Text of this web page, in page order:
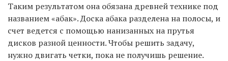
Таким результатом она обязана древней технике под
названием «абак». Доска абака разделена на полосы, и
счет ведется с помощью нанизанных на прутья
дисков разной ценности. Чтобы решить задачу,
нужно двигать четки, пока не получишь решение.